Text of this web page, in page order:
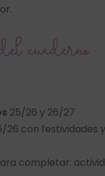
cuaderno
25/26 y 26/27
26 con festividades
completar: